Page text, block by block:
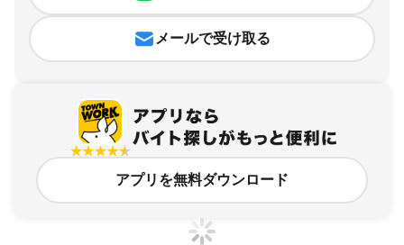
メールで受け取る
アプリを無料ダウンロード